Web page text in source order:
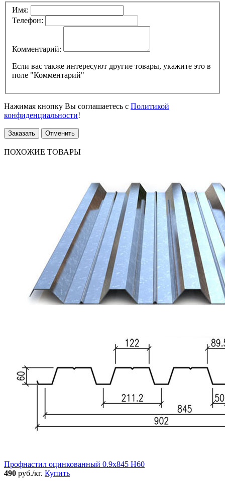
Имя:
Телефон:
Комментарий:
Если вас также интересуют другие товары, укажите это в
поле "Комментарий"
Нажимая кнопку Вы соглашаетесь с Политикой
конфиденциальности!
Заказать Отменить
ПОХОЖИЕ ТОВАРЫ
Профнастил оцинкованный 0.9x845 Н60
490 руб./кг. Купить